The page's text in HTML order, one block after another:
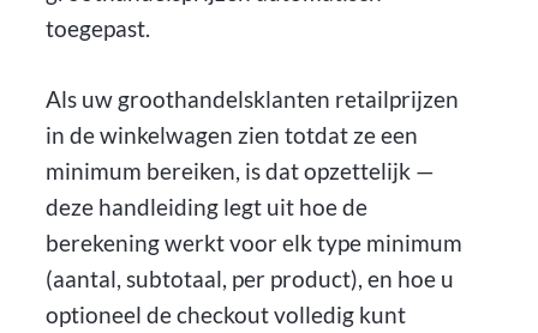
toegepast.
Als uw groothandelsklanten retailprijzen
in de winkelwagen zien totdat ze een
minimum bereiken, is dat opzettelijk —
deze handleiding legt uit hoe de
berekening werkt voor elk type minimum
(aantal, subtotaal, per product), en hoe u
optioneel de checkout volledig kunt